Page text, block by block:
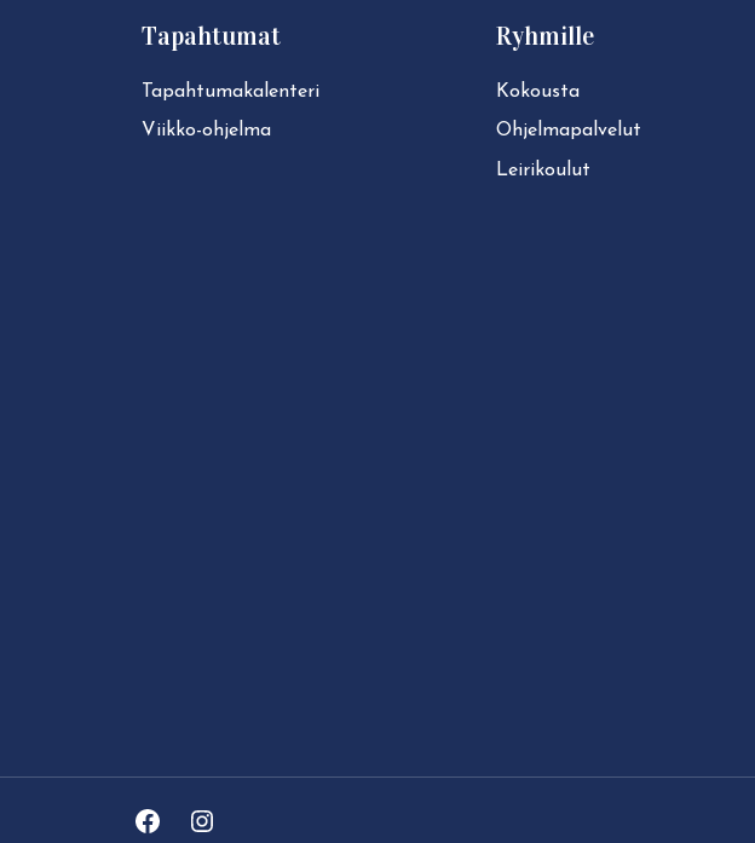
Tapahtumat
Ta­pah­tu­ma­ka­len­te­ri
Viikko-ohjelma
Ryhmille
Kokousta
Ohjelmapalvelut
Leirikoulut